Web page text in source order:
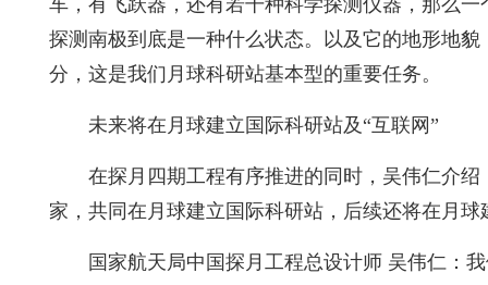
车，有飞跃器，还有若干种科学探测仪器，那么
探测南极到底是一种什么状态。以及它的地形地
分，这是我们月球科研站基本型的重要任务。
未来将在月球建立国际科研站及“互联网”
在探月四期工程有序推进的同时，吴伟仁介
家，共同在月球建立国际科研站，后续还将在月球
国家航天局中国探月工程总设计师 吴伟仁：